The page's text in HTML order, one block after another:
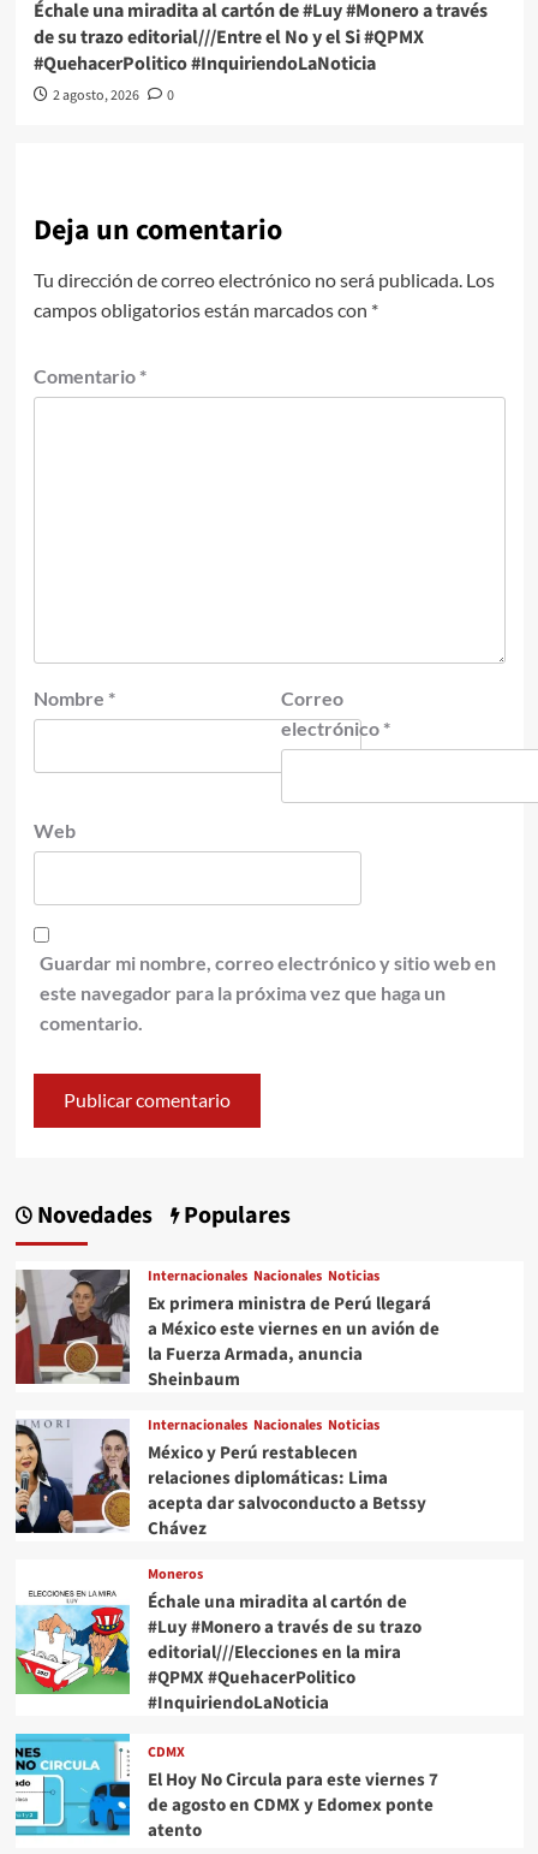
Échale una miradita al cartón de #Luy #Monero a través
de su trazo editorial///Entre el No y el Si #QPMX
#QuehacerPolitico #InquiriendoLaNoticia
2 agosto, 2026 0
Deja un comentario
Tu dirección de correo electrónico no será publicada. Los
campos obligatorios están marcados con *
Comentario *
Nombre *
Correo
electrónico *
Web
Guardar mi nombre, correo electrónico y sitio web en
este navegador para la próxima vez que haga un
comentario.
Novedades Populares
Internacionales Nacionales Noticias
Ex primera ministra de Perú llegará
a México este viernes en un avión de
la Fuerza Armada, anuncia
Sheinbaum
Internacionales Nacionales Noticias
México y Perú restablecen
relaciones diplomáticas: Lima
acepta dar salvoconducto a Betssy
Chávez
Moneros
Échale una miradita al cartón de
#Luy #Monero a través de su trazo
editorial///Elecciones en la mira
#QPMX #QuehacerPolitico
#InquiriendoLaNoticia
CDMX
El Hoy No Circula para este viernes 7
de agosto en CDMX y Edomex ponte
atento